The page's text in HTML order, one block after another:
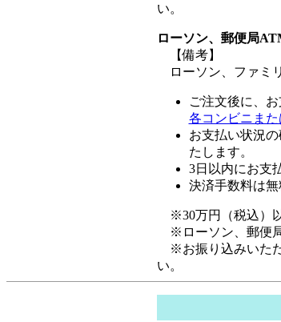
い。
ローソン、郵便局
【備考】
ローソン、ファミ
ご注文後に、
各コンビニま
お支払い状況
たします。
3日以内にお支
決済手数料は無
※30万円（税込）以
※ローソン、郵便局
※お振り込みいただ
い。